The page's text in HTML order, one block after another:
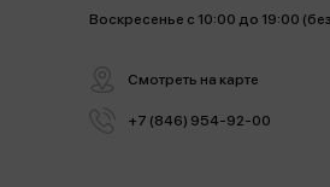
Воскресенье с 10:00 до 19:00
Смотреть на карте
+7 (846) 954-92-00